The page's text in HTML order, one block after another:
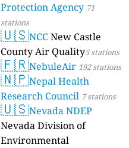
Protection Agency 71
stations
🇺🇸NCCNew Castle
County Air Quality5 stations
🇫🇷NebuleAir 192 stations
🇳🇵Nepal Health
Research Council 7 stations
🇺🇸Nevada NDEP
Nevada Division of
Environmental